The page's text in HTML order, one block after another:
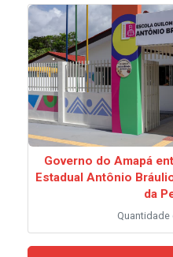
Governo do Amapá
Estadual Antônio
da
Quantidade